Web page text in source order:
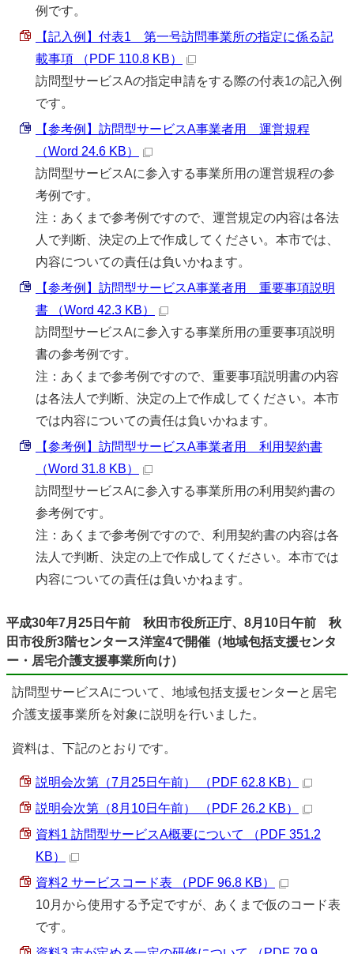
例です。
【記入例】付表1 第一号訪問事業所の指定に係る記
載事項 （PDF 110.8 KB）
訪問型サービスAの指定申請をする際の付表1の記入例
です。
【参考例】訪問型サービスA事業者用 運営規程
（Word 24.6 KB）
訪問型サービスAに参入する事業所用の運営規程の参
考例です。
注：あくまで参考例ですので、運営規定の内容は各法
人で判断、決定の上で作成してください。本市では、
内容についての責任は負いかねます。
【参考例】訪問型サービスA事業者用 重要事項説明
書 （Word 42.3 KB）
訪問型サービスAに参入する事業所用の重要事項説明
書の参考例です。
注：あくまで参考例ですので、重要事項説明書の内容
は各法人で判断、決定の上で作成してください。本市
では内容についての責任は負いかねます。
【参考例】訪問型サービスA事業者用 利用契約書
（Word 31.8 KB）
訪問型サービスAに参入する事業所用の利用契約書の
参考例です。
注：あくまで参考例ですので、利用契約書の内容は各
法人で判断、決定の上で作成してください。本市では
内容についての責任は負いかねます。
平成30年7月25日午前 秋田市役所正庁、8月10日午前 秋
田市役所3階センタース洋室4で開催（地域包括支援センタ
ー・居宅介護支援事業所向け）
訪問型サービスAについて、地域包括支援センターと居宅
介護支援事業所を対象に説明を行いました。
資料は、下記のとおりです。
説明会次第（7月25日午前） （PDF 62.8 KB）
説明会次第（8月10日午前） （PDF 26.2 KB）
資料1 訪問型サービスA概要について （PDF 351.2
KB）
資料2 サービスコード表 （PDF 96.8 KB）
10月から使用する予定ですが、あくまで仮のコード表
です。